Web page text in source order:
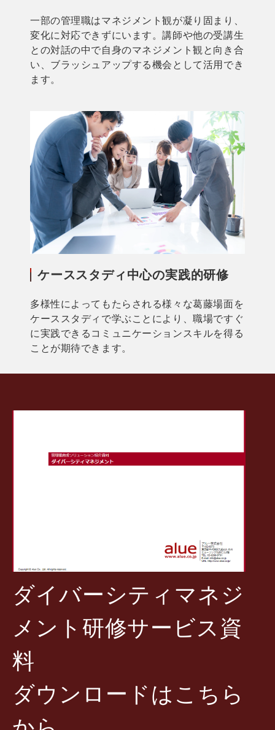
一部の管理職はマネジメント観が凝り固まり、
変化に対応できずにいます。講師や他の受講生
との対話の中で自身のマネジメント観と向き合
い、ブラッシュアップする機会として活用でき
ます。
ケーススタディ中心の実践的研修
多様性によってもたらされる様々な葛藤場面を
ケーススタディで学ぶことにより、職場ですぐ
に実践できるコミュニケーションスキルを得る
ことが期待できます。
ダイバーシティマネジ
メント研修サービス資
料
ダウンロードはこちら